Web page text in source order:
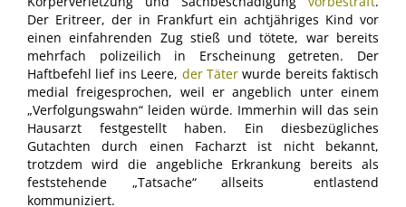
Der Eritreer, der in Frankfurt ein achtjähriges Kind vor
einen einfahrenden Zug stieß und tötete, war bereits
mehrfach polizeilich in Erscheinung getreten. Der
Haftbefehl lief ins Leere, der Täterwurde bereits faktisch
medial freigesprochen, weil er angeblich unter einem
„Verfolgungswahn“ leiden würde. Immerhin will das sein
Hausarzt festgestellt haben. Ein diesbezügliches
Gutachten durch einen Facharzt ist nicht bekannt,
trotzdem wird die angebliche Erkrankung bereits als
feststehende „Tatsache“ allseits entlastend
kommuniziert.